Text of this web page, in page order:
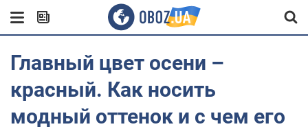
Главный цвет осени –
красный. Как носить
модный оттенок и с чем его